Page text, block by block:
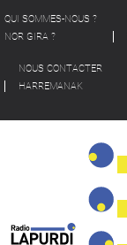
QUI SOMMES-NOUS ?
NOR GIRA ?
NOUS CONTACTER
HARREMANAK